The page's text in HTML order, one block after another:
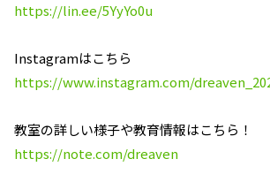
https://lin.ee/5YyYo0u
Instagramはこちら
https://www.instagram.com/
教室の詳しい様子や教育情報はこちら！
https://note.com/dreaven